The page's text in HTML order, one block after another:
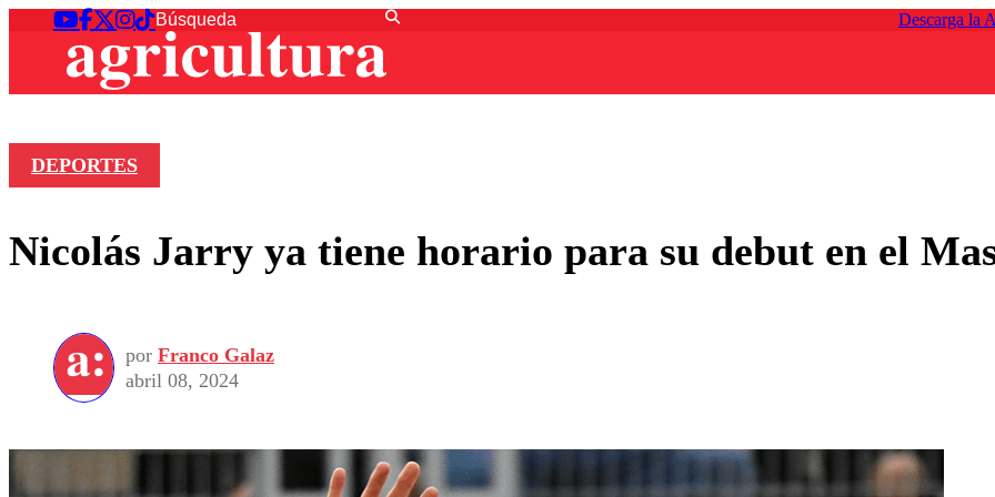
Descarga la
DEPORTES
Nicolás Jarry ya tiene horario para su debut en el
por Franco Galaz
abril 08, 2024